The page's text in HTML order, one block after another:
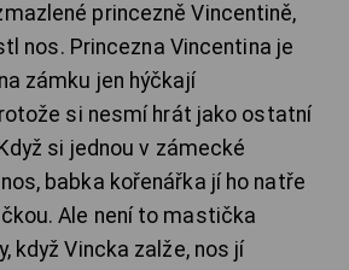
princezně Vincentině,
nos. Princezna Vincentina je
zámku jen hýčkají
si nesmí hrát jako ostatní
si jednou v zámecké
babka kořenářka jí ho natře
Ale není to mastička
když Vincka zalže, nos jí